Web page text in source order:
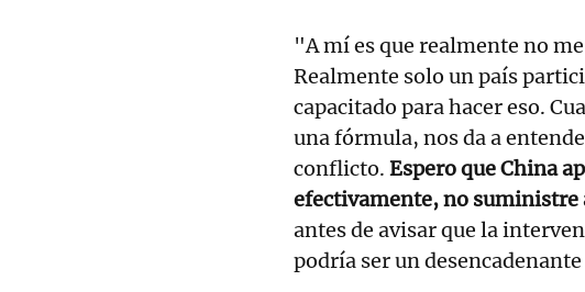
"A mí es que realmente no
Realmente solo un país
capacitado para hacer eso.
una fórmula, nos da a
conflicto. Espero que China
efectivamente, no suministre
antes de avisar que la
podría ser un